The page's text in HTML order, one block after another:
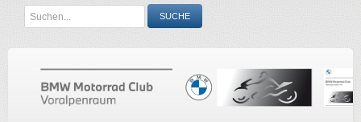
Search
...
SUCHE